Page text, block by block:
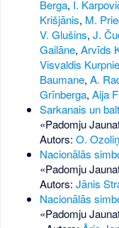
Berga, I.
Krišjānis, M.
V. Glušins, J.
Gailāne, Arvīds
Visvaldis
Baumane, A.
Grīnberga, Aija
Sarkanais un
«Padomju
Autors: O.
Nacionālās
«Padomju
Autors: Jānis
Nacionālās
«Padomju